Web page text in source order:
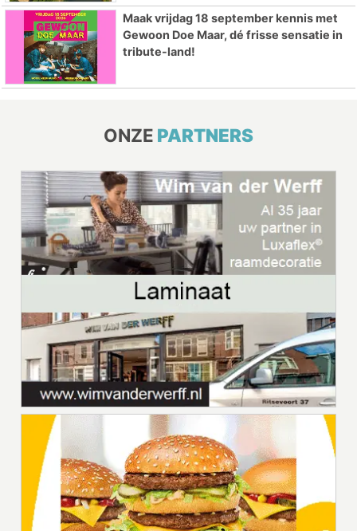
Maak vrijdag 18 september kennis met
Gewoon Doe Maar, dé frisse sensatie in
tribute-land!
ONZE PARTNERS